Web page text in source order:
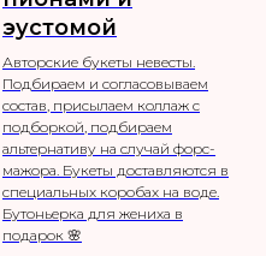
эустомой
Авторские букеты невесты.
Подбираем и согласовываем
состав, присылаем коллаж с
подборкой, подбираем
альтернативу на случай форс-
мажора. Букеты доставляются в
специальных коробах на воде.
Бутоньерка для жениха в
подарок 🌸